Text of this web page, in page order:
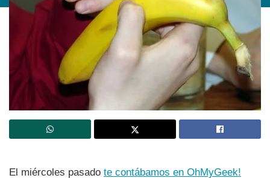
El miércoles pasado te contábamos en OhMyGeek!